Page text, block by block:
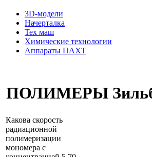
3D-модели
Начерталка
Тех маш
Химические технологии
Аппараты ПАХТ
ПОЛИМЕРЫ
Какова скорость
радиационной
полимеризации
мономера с